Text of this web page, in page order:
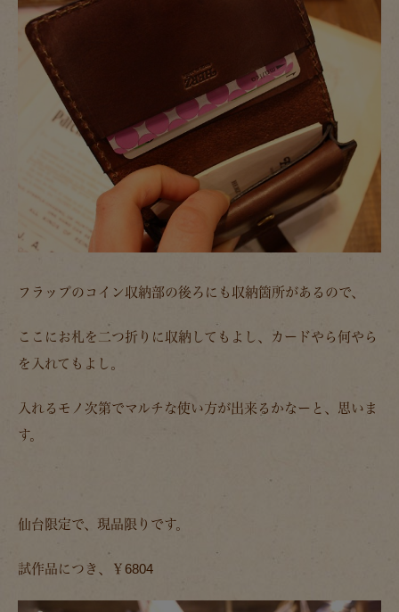
フラップのコイン収納部の後ろにも収納箇所があるので、
ここにお札を二つ折りに収納してもよし、カードやら何やら
を入れてもよし。
入れるモノ次第でマルチな使い方が出来るかなーと、思いま
す。
仙台限定で、現品限りです。
試作品につき、￥6804